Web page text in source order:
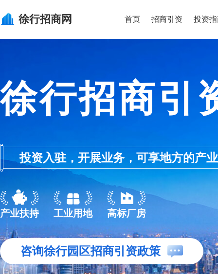
徐行招商网 首页 招商引资 投资
徐行招商引
投资入驻，开展业务，可享地方的产
产业扶持 工业用地 高标厂房
咨询徐行园区招商引资政策